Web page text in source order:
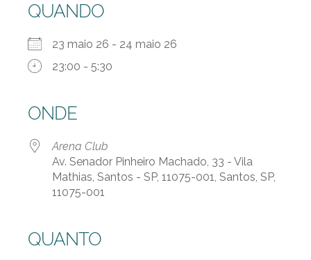
QUANDO
23 maio 26 - 24 maio 26
23:00 - 5:30
ONDE
Arena Club
Av. Senador Pinheiro Machado, 33 - Vila
Mathias, Santos - SP, 11075-001, Santos, SP,
11075-001
QUANTO